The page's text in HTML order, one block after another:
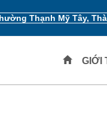
Thạnh Mỹ Tây,
GIỚI